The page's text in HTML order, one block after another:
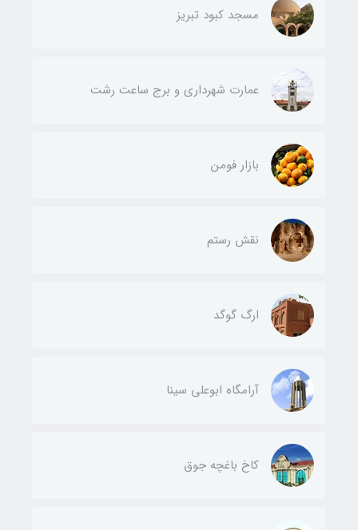
مسجد کبود تبریز
عمارت شهرداری و برج ساعت رشت
بازار فومن
نقش رستم
ارگ گوگد
آرامگاه ابوعلی سینا
کاخ باغچه جوق